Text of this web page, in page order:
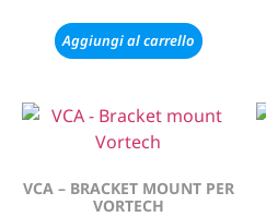
Aggiungi al carrello
VCA – BRACKET MOUNT PER
VORTECH